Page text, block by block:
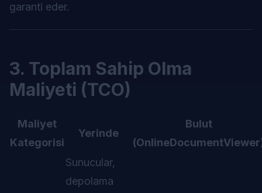
garanti eder.
3. Toplam Sahip Olma
Maliyeti (TCO)
Maliyet
Kategorisi
Yerinde
Bulut
Sunucular,
depolama